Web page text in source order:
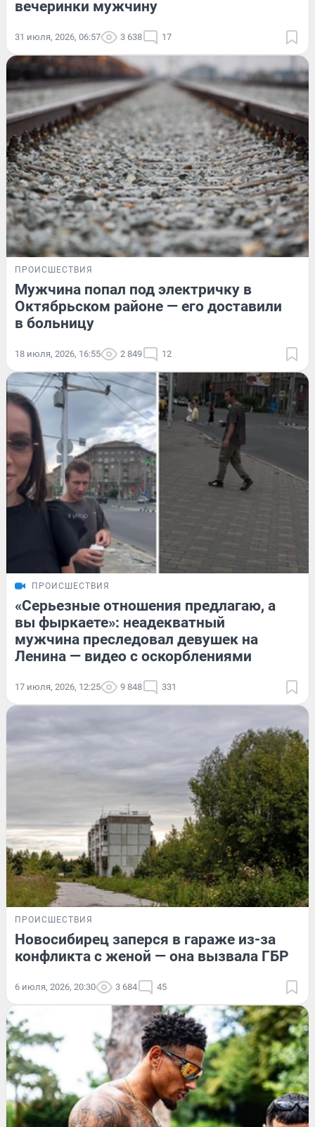
вечеринки мужчину
31 июля, 2026, 06:57 3 638 17
ПРОИСШЕСТВИЯ
Мужчина попал под электричку в
Октябрьском районе — его доставили
в больницу
18 июля, 2026, 16:55 2 849 12
ПРОИСШЕСТВИЯ
«Серьезные отношения предлагаю, а
вы фыркаете»: неадекватный
мужчина преследовал девушек на
Ленина — видео с оскорблениями
17 июля, 2026, 12:25 9 848 331
ПРОИСШЕСТВИЯ
Новосибирец заперся в гараже из-за
конфликта с женой — она вызвала ГБР
6 июля, 2026, 20:30 3 684 45